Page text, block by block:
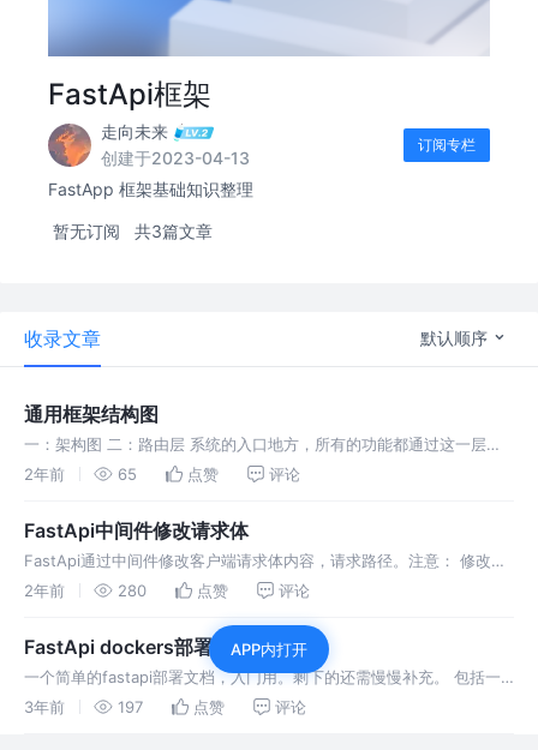
FastApi框架
走向未来
创建于2023-04-13
订阅专栏
FastApp 框架基础知识整理
暂无订阅 共3篇文章
收录文章 默认顺序
通用框架结构图
一：架构图 二：路由层 系统的入口地方，所有的功能都通过这一层来
调用 三: service 业务实现层 四：Model层 sqlalchemy: Python orm
2年前 65 点赞 评论
FastApi中间件修改请求体
FastApi通过中间件修改客户端请求体内容，请求路径。注意： 修改请
求体内容需要重新定义一个新的请求，而`receive`是一个await 函数。
2年前 280 点赞 评论
FastApi dockers部署
一个简单的fastapi部署文档，入门用。剩下的还需慢慢补充。 包括一
个简单的 Dokcerfile编写
3年前 197 点赞 评论
APP内打开